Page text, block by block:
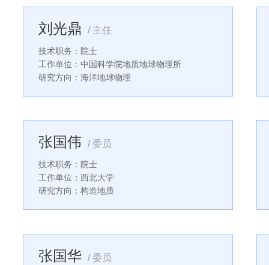
刘光鼎 / 主任
技术职务：院士
工作单位：中国科学院地质地球物理所
研究方向：海洋地球物理
张国伟 / 委员
技术职务：院士
工作单位：西北大学
研究方向：构造地质
张国华 / 委员